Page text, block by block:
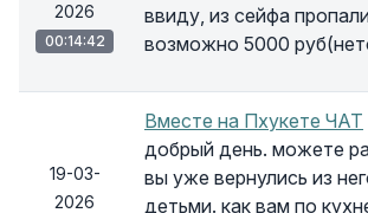
2026
00:14:42
ввиду, из сейфа
возможно 5000
19-03-
2026
Вместе на Пхукете ЧАТ
добрый день. можете
вы уже вернулись из
детьми. как вам по